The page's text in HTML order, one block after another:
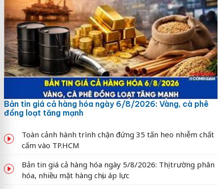
Bản tin giá cả hàng hóa ngày 6/8/2026: Vàng, cà phê
đồng loạt tăng mạnh
Toàn cảnh hành trình chặn đứng 35 tấn heo nhiễm chất
cấm vào TP.HCM
Bản tin giá cả hàng hóa ngày 5/8/2026: Thị trường phân
hóa, nhiều mặt hàng chịu áp lực